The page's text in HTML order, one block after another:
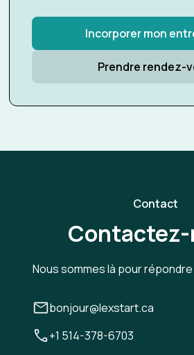
Incorporer mon
Prendre rendez-
Contact
Nous sommes là pour
bonjour@lexstart.ca
+1 514-378-6703